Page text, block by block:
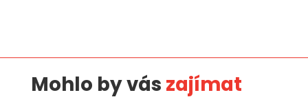
Mohlo by vás zajímat